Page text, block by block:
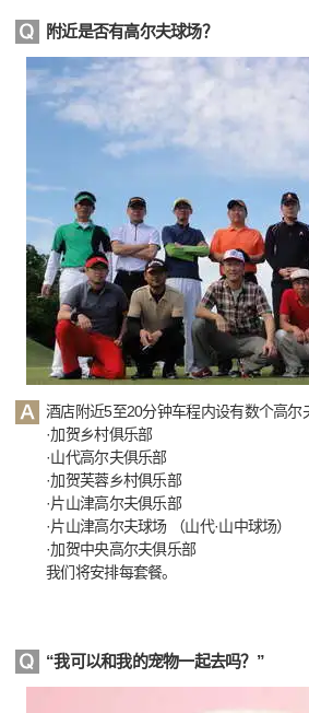
附近是否有高尔夫球场？
酒店附近5至20分钟车程内设有数个高尔
·加贺乡村俱乐部
·山代高尔夫俱乐部
·加贺芙蓉乡村俱乐部
·片山津高尔夫俱乐部
·片山津高尔夫球场 （山代·山中球场）
·加贺中央高尔夫俱乐部
我们将安排每套餐。
“我可以和我的宠物一起去吗？”